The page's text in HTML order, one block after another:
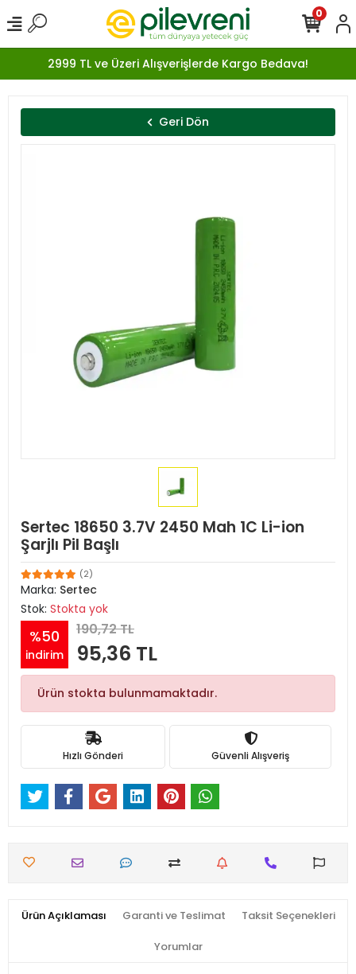
2999 TL ve Üzeri Alışverişlerde Kargo Bedava!
0
Geri Dön
Sertec 18650 3.7V 2450 Mah 1C Li-ion
Şarjlı Pil Başlı
(2)
Marka: Sertec
Stok: Stokta yok
%50
indirim
190,72 TL
95,36 TL
Ürün stokta bulunmamaktadır.
Hızlı Gönderi Güvenli Alışveriş
Ürün Açıklaması Garanti ve Teslimat Taksit Seçenekleri
Yorumlar